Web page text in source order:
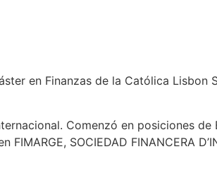
en Finanzas de la Católica Lisbon
Comenzó en posiciones de
SOCIEDAD FINANCERA